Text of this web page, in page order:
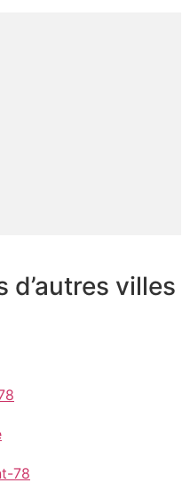
villes
78